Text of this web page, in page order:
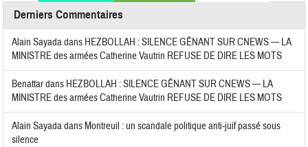
Derniers Commentaires
Alain Sayadadans HEZBOLLAH : SILENCE GÊNANT SUR CNEWS — LA
MINISTRE des armées Catherine Vautrin REFUSE DE DIRE LES MOTS
Benattardans HEZBOLLAH : SILENCE GÊNANT SUR CNEWS — LA
MINISTRE des armées Catherine Vautrin REFUSE DE DIRE LES MOTS
Alain Sayadadans Montreuil : un scandale politique anti-juif passé sous
silence